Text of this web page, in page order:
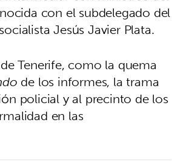
con el subdelegado del
Jesús Javier Plata.
Tenerife, como la quema
de los informes, la trama
policial y al precinto de los
en las